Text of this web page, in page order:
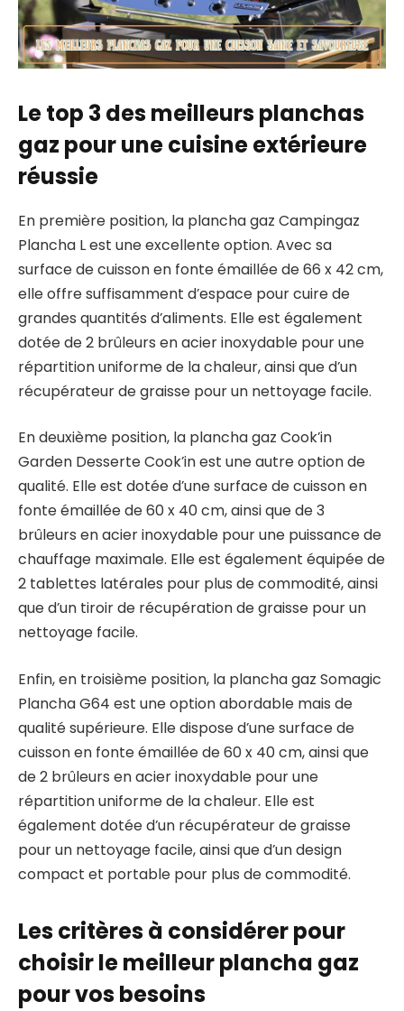
Le top 3 des meilleurs planchas
gaz pour une cuisine extérieure
réussie
En première position, la plancha gaz Campingaz
Plancha L est une excellente option. Avec sa
surface de cuisson en fonte émaillée de 66 x 42 cm,
elle offre suffisamment d’espace pour cuire de
grandes quantités d’aliments. Elle est également
dotée de 2 brûleurs en acier inoxydable pour une
répartition uniforme de la chaleur, ainsi que d’un
récupérateur de graisse pour un nettoyage facile.
En deuxième position, la plancha gaz Cook’in
Garden Desserte Cook’in est une autre option de
qualité. Elle est dotée d’une surface de cuisson en
fonte émaillée de 60 x 40 cm, ainsi que de 3
brûleurs en acier inoxydable pour une puissance de
chauffage maximale. Elle est également équipée de
2 tablettes latérales pour plus de commodité, ainsi
que d’un tiroir de récupération de graisse pour un
nettoyage facile.
Enfin, en troisième position, la plancha gaz Somagic
Plancha G64 est une option abordable mais de
qualité supérieure. Elle dispose d’une surface de
cuisson en fonte émaillée de 60 x 40 cm, ainsi que
de 2 brûleurs en acier inoxydable pour une
répartition uniforme de la chaleur. Elle est
également dotée d’un récupérateur de graisse
pour un nettoyage facile, ainsi que d’un design
compact et portable pour plus de commodité.
Les critères à considérer pour
choisir le meilleur plancha gaz
pour vos besoins